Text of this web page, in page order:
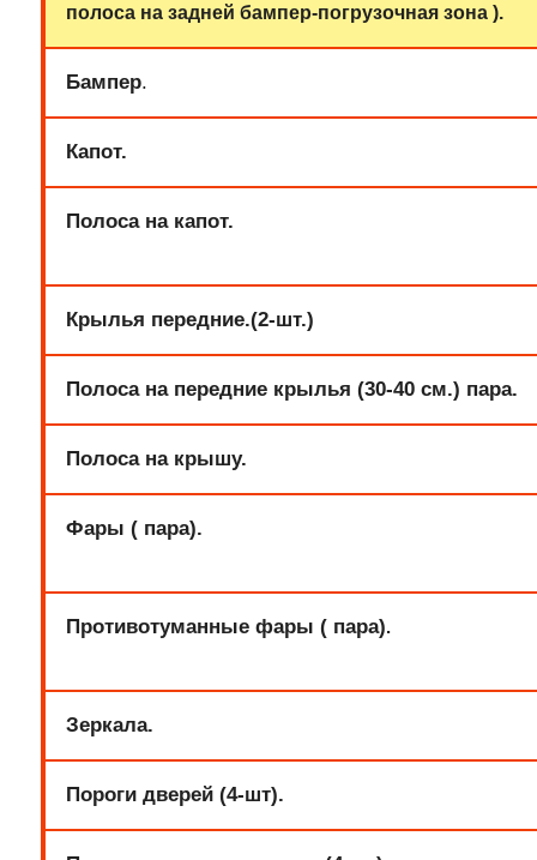
полоса на задней бампер-погрузочная зона ).
Бампер.
Капот.
Полоса на капот.
Крылья передние.(2-шт.)
Полоса на передние крылья (30-40 см.) пара.
Полоса на крышу.
Фары ( пара).
Противотуманные фары ( пара).
Зеркала.
Пороги дверей (4-шт).